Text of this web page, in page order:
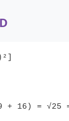
+ 16) = √25